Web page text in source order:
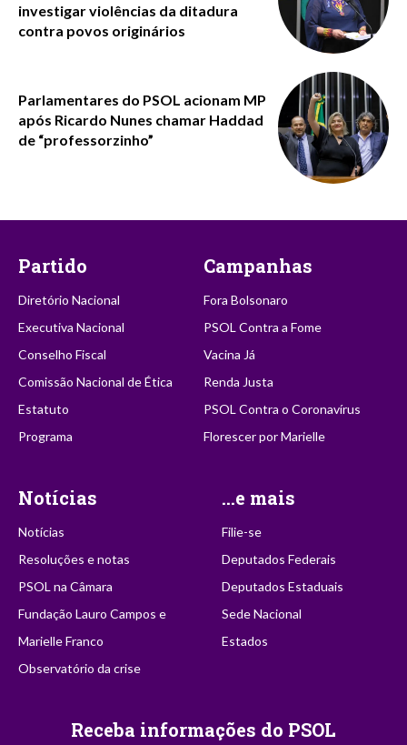
investigar violências da ditadura
contra povos originários
Parlamentares do PSOL acionam MP
após Ricardo Nunes chamar Haddad
de “professorzinho”
Partido
Diretório Nacional
Executiva Nacional
Conselho Fiscal
Comissão Nacional de Ética
Estatuto
Programa
Campanhas
Fora Bolsonaro
PSOL Contra a Fome
Vacina Já
Renda Justa
PSOL Contra o Coronavírus
Florescer por Marielle
Notícias
Notícias
Resoluções e notas
PSOL na Câmara
Fundação Lauro Campos e
Marielle Franco
Observatório da crise
...e mais
Filie-se
Deputados Federais
Deputados Estaduais
Sede Nacional
Estados
Receba informações do PSOL